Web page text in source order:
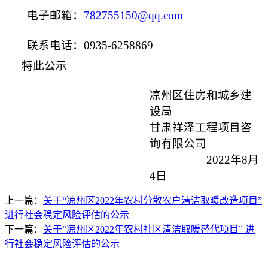
电子邮箱： 782755150@qq.com
联系电话：0935-6258869
特此公示
凉州区住房和城乡建
设局
甘肃祥泽工程项目咨
询有限公司
2022年8月
4日
上一篇： 关于“凉州区2022年农村分散农户清洁取暖改造项目”
进行社会稳定风险评估的公示
下一篇： 关于“凉州区2022年农村社区清洁取暖替代项目” 进
行社会稳定风险评估的公示